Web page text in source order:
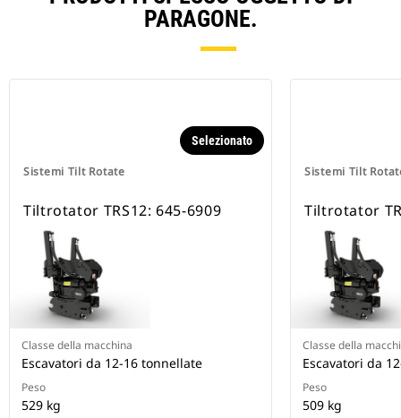
PARAGONE.
Sistemi Tilt Rotate
Selezionato
Tiltrotator TRS12: 645-6909
Classe della macchina
Escavatori da 12-16 tonnellate
Peso
529 kg
Sistemi Tilt
Tiltrotator
Classe della
Escavatori da
Peso
509 kg